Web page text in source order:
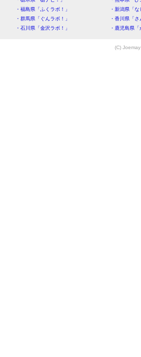
・福島県「ふくラボ！」
・新潟県「
・群馬県「ぐんラボ！」
・香川県「
・石川県「金沢ラボ！」
・鹿児島県
(C)